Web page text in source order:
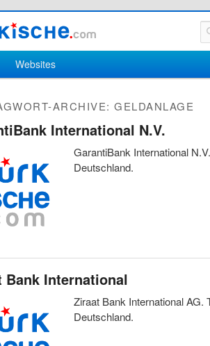
wechselnInhalt wechseln
Websites
ARCHIVE: GELDANLAGE
International N.V.
GarantiBank International
Deutschland.
Bank International
Ziraat Bank International
Deutschland.